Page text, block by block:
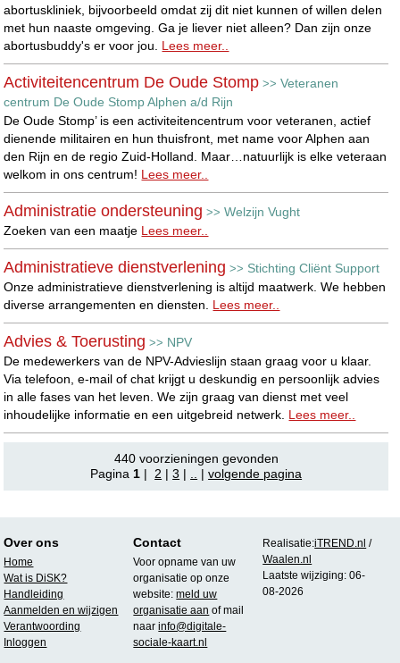
abortuskliniek, bijvoorbeeld omdat zij dit niet kunnen of willen delen
met hun naaste omgeving. Ga je liever niet alleen? Dan zijn onze
abortusbuddy's er voor jou. Lees meer..
Activiteitencentrum De Oude Stomp >>Veteranen
centrum De Oude Stomp Alphen a/d Rijn
De Oude Stomp’ is een activiteitencentrum voor veteranen, actief
dienende militairen en hun thuisfront, met name voor Alphen aan
den Rijn en de regio Zuid-Holland. Maar…natuurlijk is elke veteraan
welkom in ons centrum! Lees meer..
Administratie ondersteuning >>Welzijn Vught
Zoeken van een maatje Lees meer..
Administratieve dienstverlening >> Stichting Cliënt Support
Onze administratieve dienstverlening is altijd maatwerk. We hebben
diverse arrangementen en diensten. Lees meer..
Advies & Toerusting >> NPV
De medewerkers van de NPV-Advieslijn staan graag voor u klaar.
Via telefoon, e-mail of chat krijgt u deskundig en persoonlijk advies
in alle fases van het leven. We zijn graag van dienst met veel
inhoudelijke informatie en een uitgebreid netwerk. Lees meer..
440 voorzieningen gevonden
Pagina 1 | 2 |3 | |volgende pagina
Over ons
Home
Wat is DiSK?
Handleiding
Aanmelden en wijzigen
Verantwoording
Inloggen
Contact
Voor opname van uw
organisatie op onze
website:meld uw
organisatie aan of mail
naarinfo@digitale-
sociale-kaart.nl
Realisatie:iTREND.nl /
Waalen.nl
Laatste wijziging: 06-
08-2026